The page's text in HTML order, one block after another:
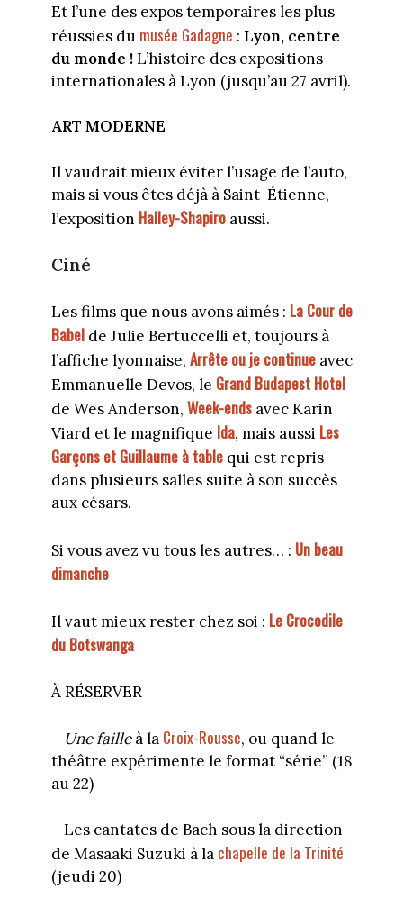
Et l’une des expos temporaires les plus
réussies du musée Gadagne : Lyon, centre
du monde !L’histoire des expositions
internationales à Lyon (jusqu’au 27 avril).
ART MODERNE
Il vaudrait mieux éviter l’usage de l’auto,
mais si vous êtes déjà à Saint-Étienne,
l’exposition Halley-Shapiroaussi.
Ciné
Les films que nous avons aimés : La Cour de
Babel de Julie Bertuccelli et, toujours à
l’affiche lyonnaise, Arrête ou je continueavec
Emmanuelle Devos, le Grand Budapest Hotel
de Wes Anderson, Week-endsavec Karin
Viard et le magnifique Ida, mais aussi Les
Garçons et Guillaume à tablequi est repris
dans plusieurs salles suite à son succès
aux césars.
Si vous avez vu tous les autres… : Un beau
dimanche
Il vaut mieux rester chez soi : Le Crocodile
du Botswanga
À RÉSERVER
– Une failleà la Croix-Rousse, ou quand le
théâtre expérimente le format “série” (18
au 22)
– Les cantates de Bach sous la direction
de Masaaki Suzuki à la chapelle de la Trinité
(jeudi 20)